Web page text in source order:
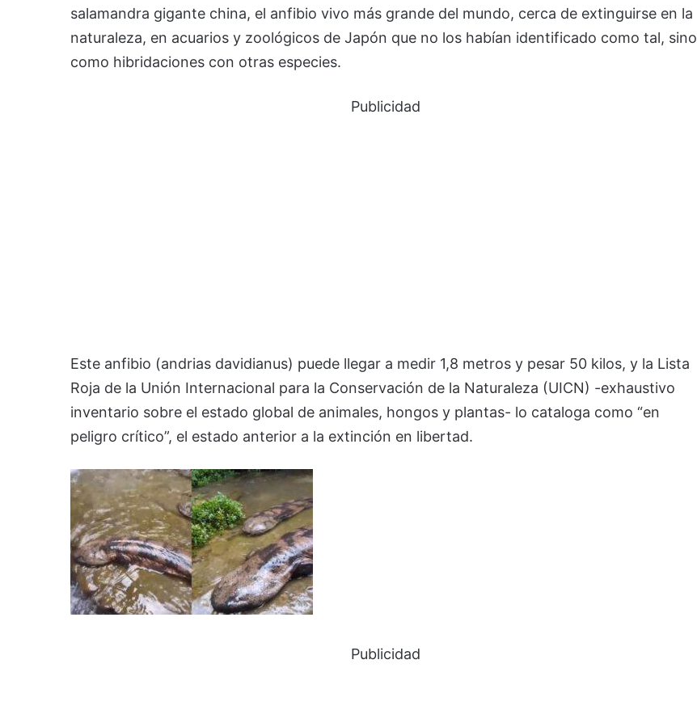
salamandra gigante china, el anfibio vivo más grande del mundo, cerca de extinguirse en la
naturaleza, en acuarios y zoológicos de Japón que no los habían identificado como tal, sino
como hibridaciones con otras especies.
Publicidad
Este anfibio (andrias davidianus) puede llegar a medir 1,8 metros y pesar 50 kilos, y la Lista
Roja de la Unión Internacional para la Conservación de la Naturaleza (UICN) -exhaustivo
inventario sobre el estado global de animales, hongos y plantas- lo cataloga como “en
peligro crítico”, el estado anterior a la extinción en libertad.
Publicidad